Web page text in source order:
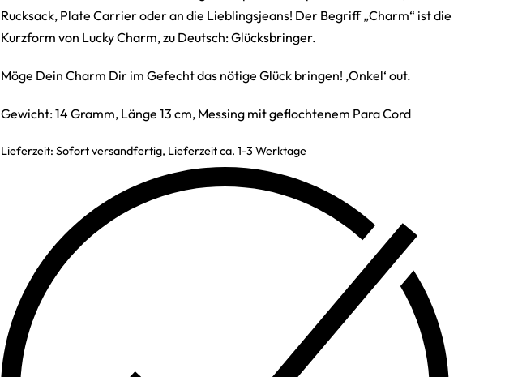
Rucksack, Plate Carrier oder an die Lieblingsjeans! Der Begriff „Charm“ ist die
Kurzform von Lucky Charm, zu Deutsch: Glücksbringer.
Möge Dein Charm Dir im Gefecht das nötige Glück bringen! ‚Onkel‘ out.
Gewicht: 14 Gramm, Länge 13 cm, Messing mit geflochtenem Para Cord
Lieferzeit: Sofort versandfertig, Lieferzeit ca. 1-3 Werktage